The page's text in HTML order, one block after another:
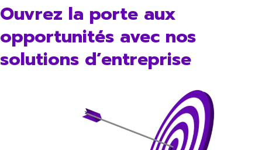
Ouvrez la porte aux
opportunités avec nos
solutions d’entreprise